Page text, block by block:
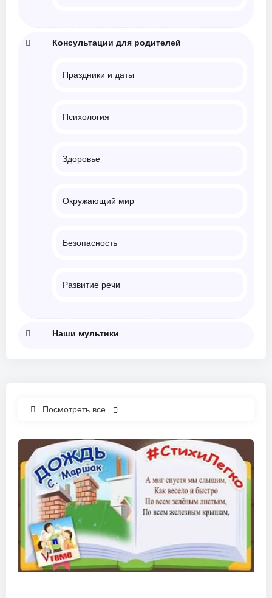
Консультации для родителей
Праздники и даты
Психология
Здоровье
Окружающий мир
Безопасность
Развитие речи
Наши мультики
Посмотреть все